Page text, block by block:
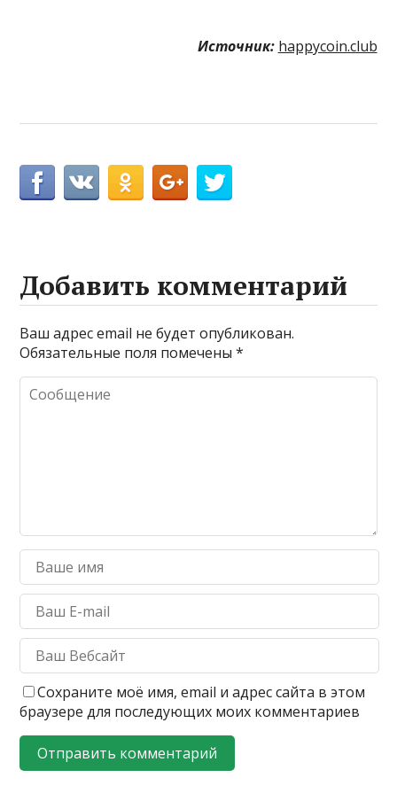
Источник: happycoin.club
Добавить комментарий
Ваш адрес email не будет опубликован.
Обязательные поля помечены*
Сохраните моё имя, email и адрес сайта в этом
браузере для последующих моих комментариев